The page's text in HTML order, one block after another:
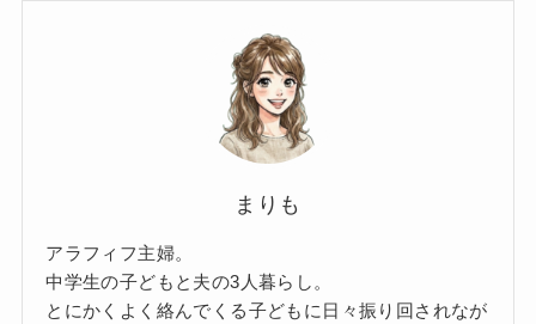
まりも
アラフィフ主婦。
中学生の子どもと夫の3人暮らし。
とにかくよく絡んでくる子どもに日々振り回されなが